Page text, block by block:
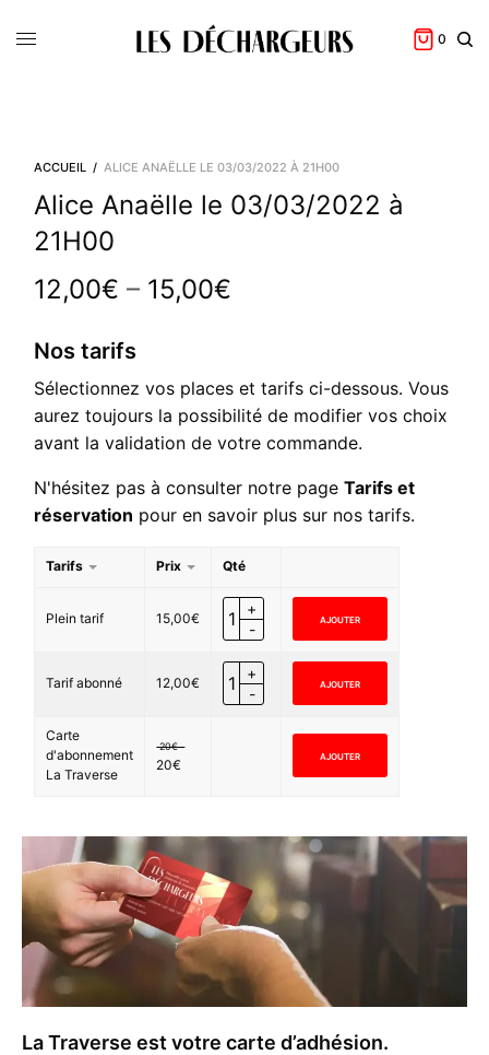
0
ACCUEIL / ALICE ANAËLLE LE 03/03/2022 À 21H00
Alice Anaëlle le 03/03/2022 à
21H00
12,00€ – 15,00€
Nos tarifs
Sélectionnez vos places et tarifs ci-dessous. Vous
aurez toujours la possibilité de modifier vos choix
avant la validation de votre commande.
N'hésitez pas à consulter notre pageTarifs et
réservation pour en savoir plus sur nos tarifs.
Tarifs Prix Qté
Plein tarif 15,00€ AJOUTER
Tarif abonné 12,00€ AJOUTER
Carte
d'abonnement
La Traverse
20€
20€ AJOUTER
La Traverse est votre carte d’adhésion.